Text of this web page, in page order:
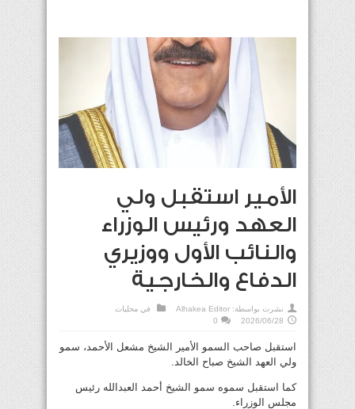
الأمير استقبل ولي
العهد ورئيس الوزراء
والنائب الأول ووزيري
الدفاع والخارجية
نشرت بواسطة: Alhakea Editor في محليات
2026/06/28
0
استقبل صاحب السمو الأمير الشيخ مشعل الأحمد، سمو
ولي العهد الشيخ صباح الخالد.
كما استقبل سموه سمو الشيخ أحمد العبدالله رئيس
مجلس الوزراء.